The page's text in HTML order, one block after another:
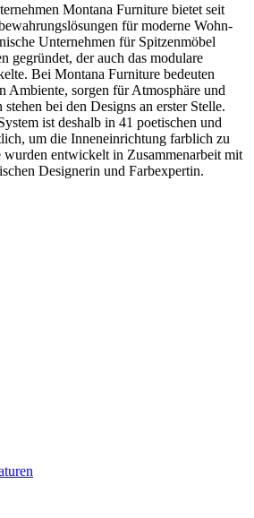
Montana Furniture bietet seit
für moderne Wohn-
Unternehmen für Spitzenmöbel
gegründet, der auch das modulare
Bei Montana Furniture bedeuten
Ambiente, sorgen für Atmosphäre und
bei den Designs an erster Stelle.
ist deshalb in 41 poetischen und
um die Inneneinrichtung farblich zu
entwickelt in Zusammenarbeit mit
Designerin und Farbexpertin.